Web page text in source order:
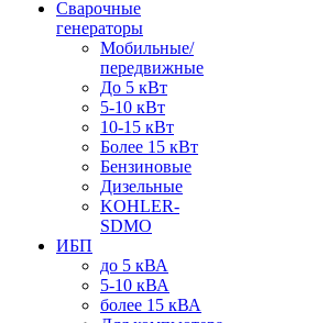
Сварочные
генераторы
Мобильные/
передвижные
До 5 кВт
5-10 кВт
10-15 кВт
Более 15 кВт
Бензиновые
Дизельные
KOHLER-
SDMO
ИБП
до 5 кВА
5-10 кВА
более 15 кВА